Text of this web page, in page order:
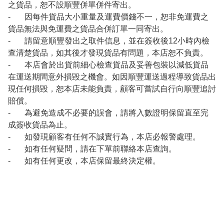
之貨品，恕不設順豐併單併件寄出。
- 因每件貨品大小重量及運費價錢不一，恕非免運費之
貨品無法與免運費之貨品合併訂單一同寄出。
- 請留意順豐發出之取件信息，並在簽收後12小時內檢
查清楚貨品，如其後才發現貨品有問題，本店恕不負責。
- 本店會於出貨前細心檢查貨品及妥善包裝以減低貨品
在運送期間意外損毀之機會。如因順豐運送過程導致貨品出
現任何損毀，恕本店未能負責，顧客可嘗試自行向順豐追討
賠償。
- 為避免造成不必要的誤會，請將入數證明保留直至完
成簽收貨品為止。
- 如發現顧客有任何不誠實行為，本店必報警處理。
- 如有任何疑問，請在下單前聯絡本店查詢。
- 如有任何更改，本店保留最終決定權。